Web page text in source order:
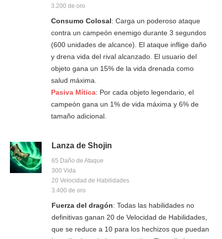
3.200 de oro
Consumo Colosal: Carga un poderoso ataque
contra un campeón enemigo durante 3 segundos
(600 unidades de alcance). El ataque inflige daño
y drena vida del rival alcanzado. El usuario del
objeto gana un 15% de la vida drenada como
salud máxima.
Pasiva Mítica: Por cada objeto legendario, el
campeón gana un 1% de vida máxima y 6% de
tamaño adicional.
Lanza de Shojin
65 Daño de Ataque
300 Vida
20 Velocidad de Habilidades
3.400 de oro
Fuerza del dragón: Todas las habilidades no
definitivas ganan 20 de Velocidad de Habilidades,
que se reduce a 10 para los hechizos que puedan